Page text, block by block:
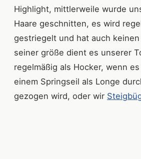
Highlight, mittlerweile wurde
Haare geschnitten, es wird
gestriegelt und hat auch
seiner größe dient es unserer
regelmäßig als Hocker, wenn
einem Springseil als Longe
gezogen wird, oder wir